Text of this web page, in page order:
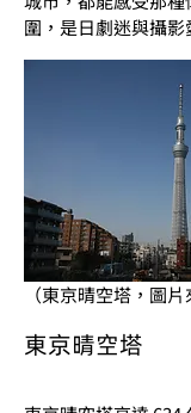
圍，是日劇迷與攝影
（東京晴空塔，圖
東京晴空塔